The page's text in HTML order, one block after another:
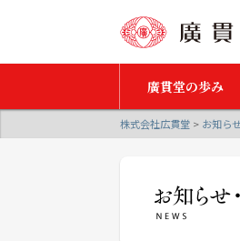
廣貫堂の歩み
株式会社広貫堂 > お知らせ